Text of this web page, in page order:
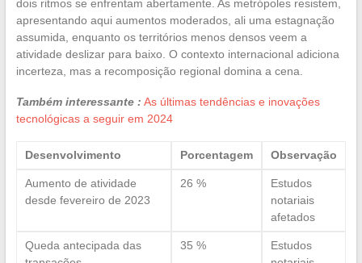
dois ritmos se enfrentam abertamente. As metrópoles resistem,
apresentando aqui aumentos moderados, ali uma estagnação
assumida, enquanto os territórios menos densos veem a
atividade deslizar para baixo. O contexto internacional adiciona
incerteza, mas a recomposição regional domina a cena.
Também interessante : As últimas tendências e inovações
tecnológicas a seguir em 2024
Desenvolvimento Porcentagem Observação
Aumento de atividade
desde fevereiro de 2023
26 %
Estudos
notariais
afetados
Queda antecipada das
35 %
Estudos